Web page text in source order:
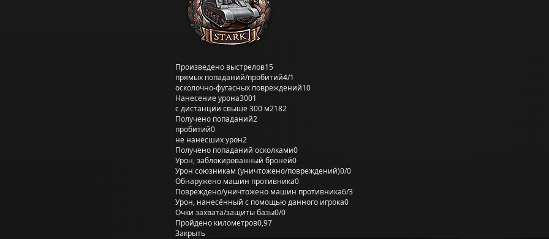
Произведено выстрелов15
прямых попаданий/пробитий4/1
осколочно-фугасных повреждений10
Нанесение урона3001
с дистанции свыше 300 м2182
Получено попаданий2
пробитий0
не нанёсших урон2
Получено попаданий осколками0
Урон, заблокированный бронёй0
Урон союзникам (уничтожено/повреждений)0/0
Обнаружено машин противника0
Повреждено/уничтожено машин противника6/3
Урон, нанесённый с помощью данного игрока0
Очки захвата/защиты базы0/0
Пройдено километров0,97
Закрыть